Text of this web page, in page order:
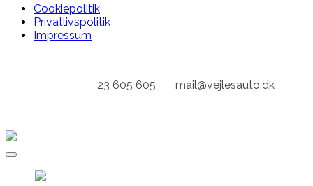
Cookiepolitik
Privatlivspolitik
Impressum
23 605 605
mail@vejlesauto.dk